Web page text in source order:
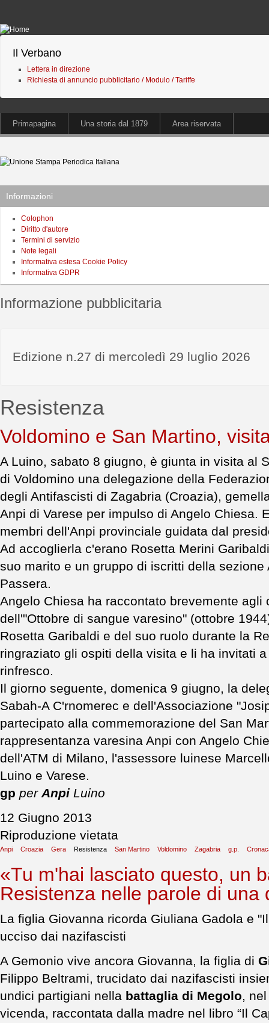
Il Verbano
Lettera in direzione
Richiesta di annuncio pubblicitario / Modulo / Tariffe
Primapagina Una storia dal 1879 Area riservata
Informazioni
Colophon
Diritto d'autore
Termini di servizio
Note legali
Informativa estesa Cookie Policy
Informativa GDPR
Informazione pubblicitaria
Edizione n.27 di mercoledì 29 luglio 2026
Resistenza
Voldomino e San Martino,
A Luino, sabato 8 giugno, è giunta in visita al
di Voldomino una delegazione della
degli Antifascisti di Zagabria (Croazia),
Anpi di Varese per impulso di Angelo Chiesa.
membri dell'Anpi provinciale guidata dal
Ad accoglierla c'erano Rosetta Merini
suo marito e un gruppo di iscritti della
Passera.
Angelo Chiesa ha raccontato brevemente agli
dell'"Ottobre di sangue varesino" (ottobre
Rosetta Garibaldi e del suo ruolo durante la
ringraziato gli ospiti della visita e li ha invitati
rinfresco.
Il giorno seguente, domenica 9 giugno, la
Sabah-A C'rnomerec e dell'Associazione
partecipato alla commemorazione del San
rappresentanza varesina Anpi con Angelo
dell'ATM di Milano, l'assessore luinese
Luino e Varese.
gp perAnpi Luino
12 Giugno 2013
Riproduzione vietata
Anpi Croazia Gera Resistenza San Martino Voldomino Zagabria g.p.
«Tu m'hai lasciato questo, un
Resistenza nelle parole di una
La figlia Giovanna ricorda Giuliana Gadola e
ucciso dai nazifascisti
A Gemonio vive ancora Giovanna, la figlia di
Filippo Beltrami, trucidato dai nazifascisti
undici partigiani nella battaglia di Megolo,
vicenda, raccontata dalla madre nel libro “Il